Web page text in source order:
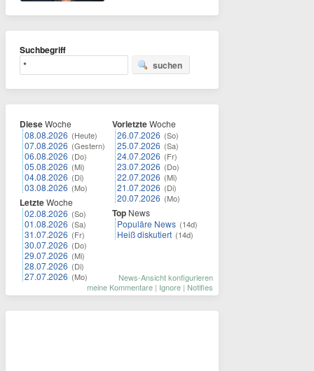
Suchbegriff
suchen
DieseWoche
08.08.2026 (Heute)
07.08.2026 (Gestern)
06.08.2026 (Do)
05.08.2026 (Mi)
04.08.2026 (Di)
03.08.2026 (Mo)
LetzteWoche
02.08.2026 (So)
01.08.2026 (Sa)
31.07.2026 (Fr)
30.07.2026 (Do)
29.07.2026 (Mi)
28.07.2026 (Di)
27.07.2026 (Mo)
VorletzteWoche
26.07.2026 (So)
25.07.2026 (Sa)
24.07.2026 (Fr)
23.07.2026 (Do)
22.07.2026 (Mi)
21.07.2026 (Di)
20.07.2026 (Mo)
Top News
Populäre News (14d)
Heiß diskutiert (14d)
News-Ansicht konfigurieren
meine Kommentare | Ignore | Notifies